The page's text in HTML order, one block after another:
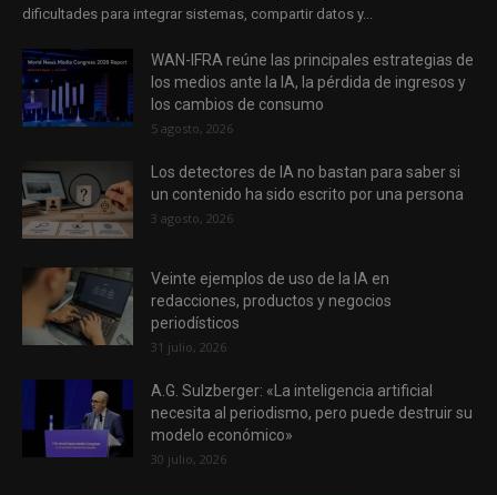
dificultades para integrar sistemas, compartir datos y...
WAN-IFRA reúne las principales estrategias de
los medios ante la IA, la pérdida de ingresos y
los cambios de consumo
5 agosto, 2026
Los detectores de IA no bastan para saber si
un contenido ha sido escrito por una persona
3 agosto, 2026
Veinte ejemplos de uso de la IA en
redacciones, productos y negocios
periodísticos
31 julio, 2026
A.G. Sulzberger: «La inteligencia artificial
necesita al periodismo, pero puede destruir su
modelo económico»
30 julio, 2026